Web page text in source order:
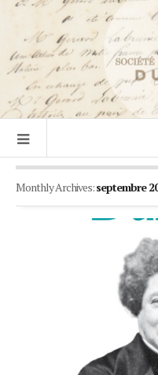
Monthly Archives:septembre